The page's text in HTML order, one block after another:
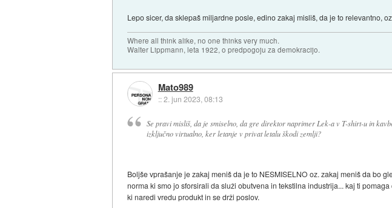
Lepo sicer, da sklepaš miljardne posle, edino zakaj misliš, da je to relevantno,
Where all think alike, no one thinks very much.
Walter Lippmann, leta 1922, o predpogoju za demokracijo.
Mato989
::2. jun 2023, 08:13
Se pravi misliš, da je smiselno, da gre direktor naprimer Lek-a v T-shirt-u in
izključno virtualno, ker letanje v privat letalu škodi zemlji?
Boljše vprašanje je zakaj meniš da je to NESMISELNO oz. zakaj meniš da bo
norma ki smo jo sforsirali da služi obutvena in tekstilna industrija... kaj ti
ki naredi vredu produkt in se drži poslov.